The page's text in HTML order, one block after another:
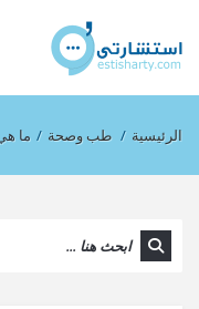
الرئيسية / طب وصحة / ما